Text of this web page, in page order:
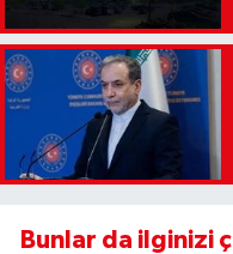
Bunlar da ilginizi